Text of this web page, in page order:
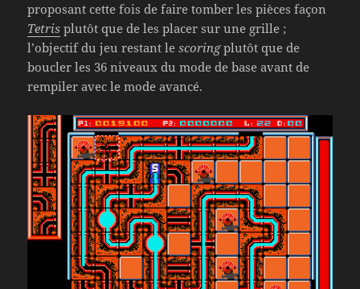
proposant cette fois de faire tomber les pièces façon
Tetris plutôt que de les placer sur une grille ;
l’objectif du jeu restant lescoringplutôt que de
boucler les 36 niveaux du mode de base avant de
rempiler avec le mode avancé.